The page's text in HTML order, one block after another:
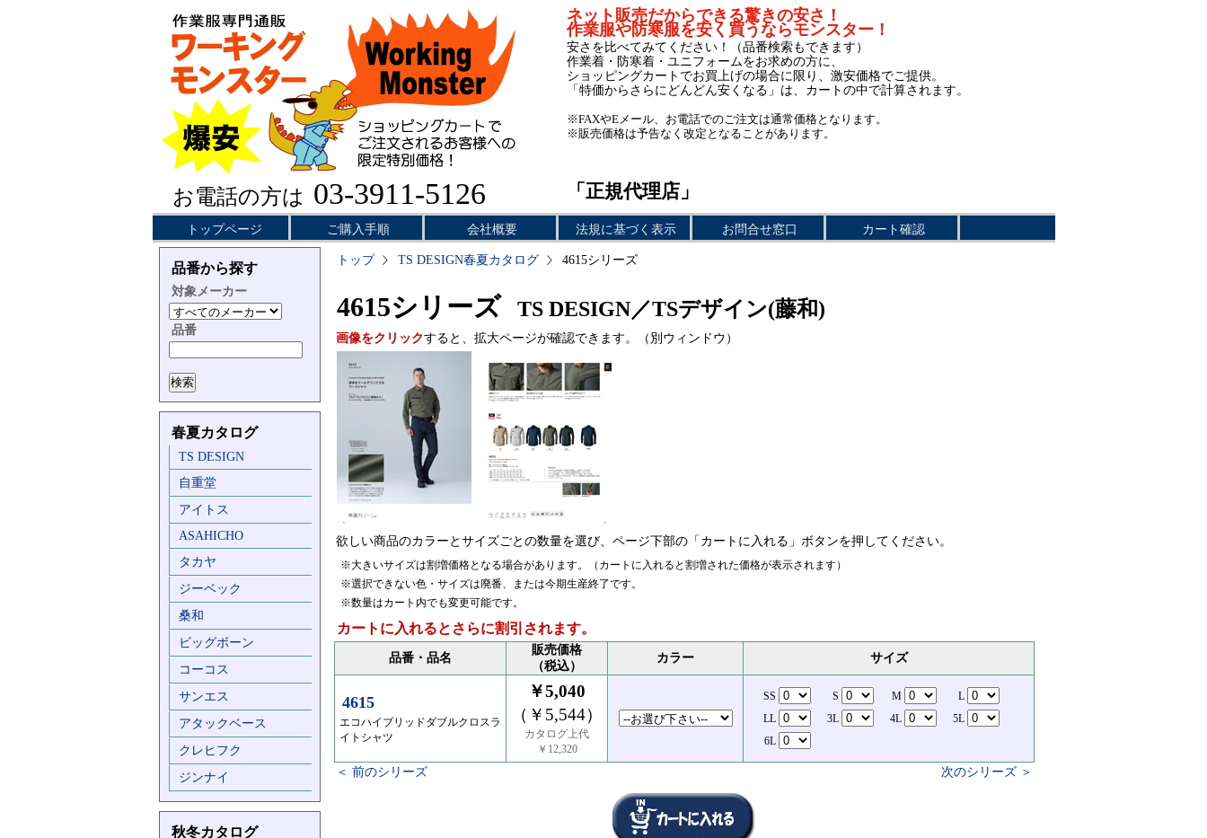
お電話の方は 03-3911-5126
ネット販売だからできる驚きの安さ！
作業服や防寒服を安く買うならモンスター！
安さを比べてみてください！（品番検索もできます）
作業着・防寒着・ユニフォームをお求めの方に、
ショッピングカートでお買上げの場合に限り、激安価格でご提供。
「特価からさらにどんどん安くなる」は、カートの中で計算されます。
※FAXやEメール、お電話でのご注文は通常価格となります。
※販売価格は予告なく改定となることがあります。
「正規代理店」
トップページ ご購入手順 会社概要 法規に基づく表示 お問合せ窓口 カート確認
品番から探す
対象メーカー
品番
春夏カタログ
TS DESIGN
自重堂
アイトス
ASAHICHO
タカヤ
ジーベック
桑和
ビッグボーン
コーコス
サンエス
アタックベース
クレヒフク
ジンナイ
秋冬カタログ
トップ TS DESIGN春夏カタログ 4615シリーズ
4615シリーズ TS DESIGN／TSデザイン(藤和)
画像をクリックすると、拡大ページが確認できます。（別ウィンドウ）
欲しい商品のカラーとサイズごとの数量を選び、ページ下部の「カートに入れる」ボタンを押してください。
※大きいサイズは割増価格となる場合があります。（カートに入れると割増された価格が表示されます）
※選択できない色・サイズは廃番、または今期生産終了です。
※数量はカート内でも変更可能です。
カートに入れるとさらに割引されます。
品番・品名
販売価格
（税込）
カラー サイズ
4615
エコハイブリッドダブルクロスラ
イトシャツ
￥5,040
（￥5,544）
カタログ上代
￥12,320
SS S M
L
LL
3L 4L
5L
6L
＜ 前のシリーズ 次のシリーズ ＞